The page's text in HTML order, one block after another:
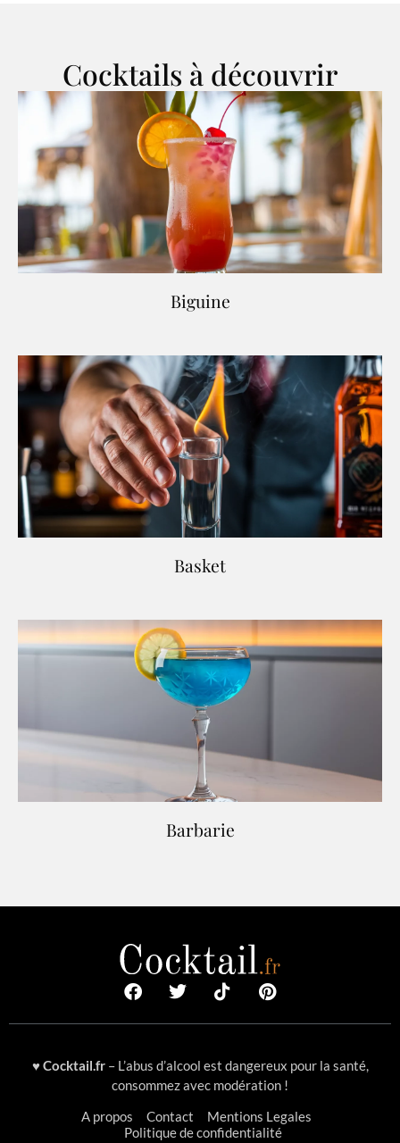
Cocktails à découvrir
Biguine
Basket
Barbarie
♥ Cocktail.fr– L’abus d’alcool est dangereux pour la santé,
consommez avec modération !
A propos
Contact
Mentions Legales
Politique de confidentialité